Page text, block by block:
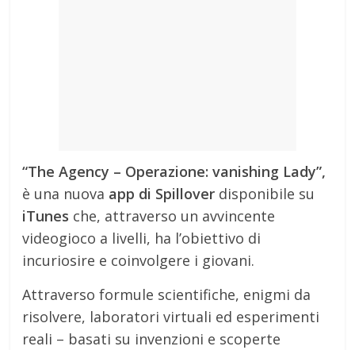
“The Agency – Operazione: vanishing Lady”,
è una nuova app di Spillover disponibile su
iTunes che, attraverso un avvincente
videogioco a livelli, ha l’obiettivo di
incuriosire e coinvolgere i giovani.
Attraverso formule scientifiche, enigmi da
risolvere, laboratori virtuali ed esperimenti
reali – basati su invenzioni e scoperte